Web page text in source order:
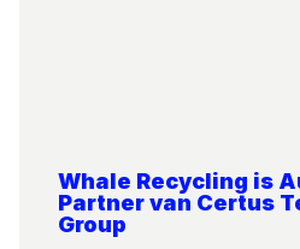
Whale Recycling is
Partner van Certus
Group